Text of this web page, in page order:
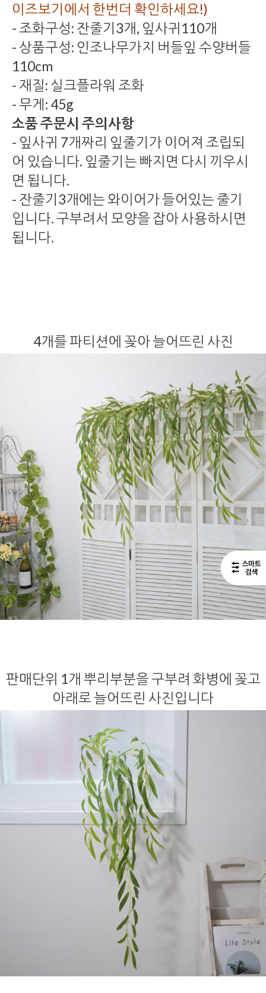
이즈보기에서 한번더 확인하세요!)
- 조화구성: 잔줄기3개, 잎사귀110개
- 상품구성: 인조나무가지 버들잎 수양버들
110cm
- 재질: 실크플라워 조화
- 무게: 45g
소품 주문시 주의사항
- 잎사귀 7개짜리 잎줄기가 이어져 조립되
어 있습니다. 잎줄기는 빠지면 다시 끼우시
면 됩니다.
- 잔줄기3개에는 와이어가 들어있는 줄기
입니다. 구부려서 모양을 잡아 사용하시면
됩니다.
4개를 파티션에 꽂아 늘어뜨린 사진
판매단위 1개 뿌리부분을 구부려 화병에 꽂고
아래로 늘어뜨린 사진입니다